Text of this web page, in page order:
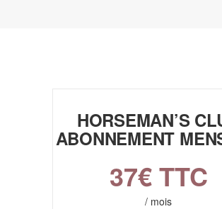
HORSEMAN’S
ABONNEMENT
37€ TTC
/ mois